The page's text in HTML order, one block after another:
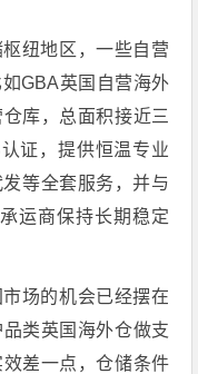
纽地区，一些自营
GBA英国自营海外
库，总面积接近三
证，提供恒温专业
等全套服务，并与
运商保持长期稳定
场的机会已经摆在
类英国海外仓做支
差一点，仓储条件